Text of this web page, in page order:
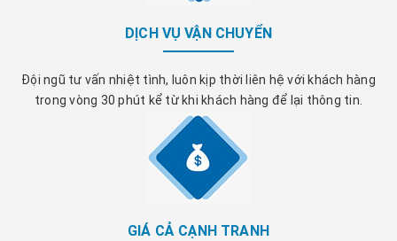
DỊCH VỤ VẬN CHUYỂN
Đội ngũ tư vấn nhiệt tình, luôn kịp thời liên hệ với khách hàng
trong vòng 30 phút kể từ khi khách hàng để lại thông tin.
GIÁ CẢ CẠNH TRANH